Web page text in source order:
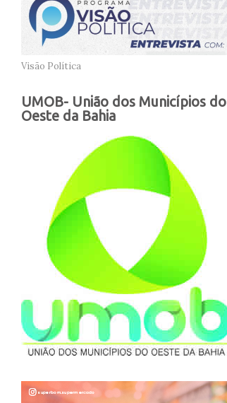
Visão Política
UMOB- União dos Municípios do
Oeste da Bahia